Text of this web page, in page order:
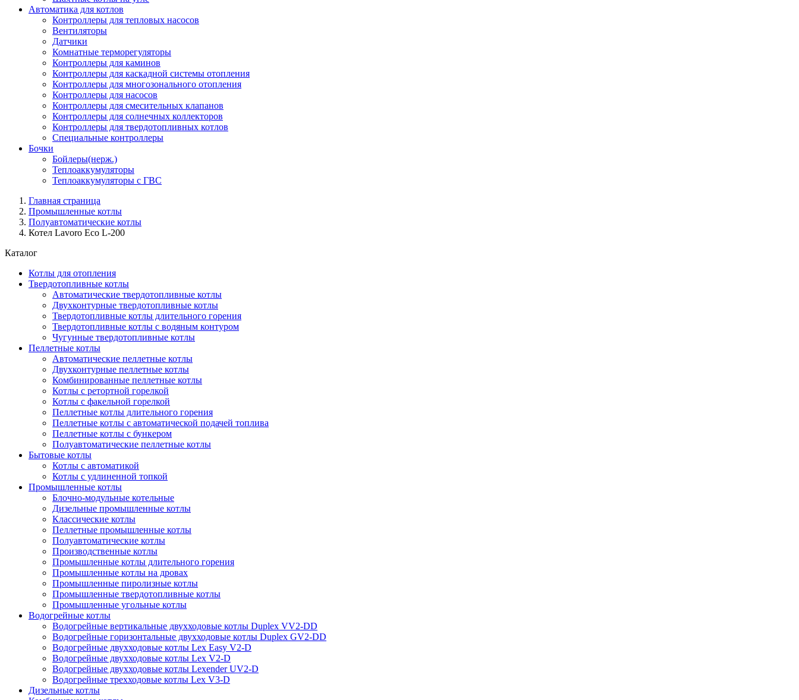
Автоматика для котлов
Контроллеры для тепловых насосов
Вентиляторы
Датчики
Комнатные терморегуляторы
Контроллеры для каминов
Контроллеры для каскадной системы отопления
Контроллеры для многозонального отопления
Контроллеры для насосов
Контроллеры для смесительных клапанов
Контроллеры для солнечных коллекторов
Контроллеры для твердотопливных котлов
Специальные контроллеры
Бочки
Бойлеры(нерж.)
Теплоаккумуляторы
Теплоаккумуляторы с ГВС
Главная страница
Промышленные котлы
Полуавтоматические котлы
Котел Lavoro Eco L-200
Каталог
Котлы для отопления
Твердотопливные котлы
Автоматические твердотопливные котлы
Двухконтурные твердотопливные котлы
Твердотопливные котлы длительного горения
Твердотопливные котлы с водяным контуром
Чугунные твердотопливные котлы
Пеллетные котлы
Автоматические пеллетные котлы
Двухконтурные пеллетные котлы
Комбинированные пеллетные котлы
Котлы с ретортной горелкой
Котлы с факельной горелкой
Пеллетные котлы длительного горения
Пеллетные котлы с автоматической подачей топлива
Пеллетные котлы с бункером
Полуавтоматические пеллетные котлы
Бытовые котлы
Котлы с автоматикой
Котлы с удлиненной топкой
Промышленные котлы
Блочно-модульные котельные
Дизельные промышленные котлы
Классические котлы
Пеллетные промышленные котлы
Полуавтоматические котлы
Производственные котлы
Промышленные котлы длительного горения
Промышленные котлы на дровах
Промышленные пиролизные котлы
Промышленные твердотопливные котлы
Промышленные угольные котлы
Водогрейные котлы
Водогрейные вертикальные двухходовые котлы Duplex VV2-DD
Водогрейные горизонтальные двухходовые котлы Duplex GV2-DD
Водогрейные двухходовые котлы Lex Easy V2-D
Водогрейные двухходовые котлы Lex V2-D
Водогрейные двухходовые котлы Lexender UV2-D
Водогрейные трехходовые котлы Lex V3-D
Дизельные котлы